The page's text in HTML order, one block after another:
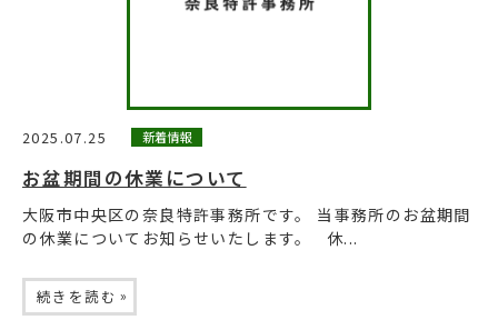
2025.07.25 新着情報
お盆期間の休業について
大阪市中央区の奈良特許事務所です。 当事務所のお盆期間
の休業についてお知らせいたします。 休...
続きを読む »